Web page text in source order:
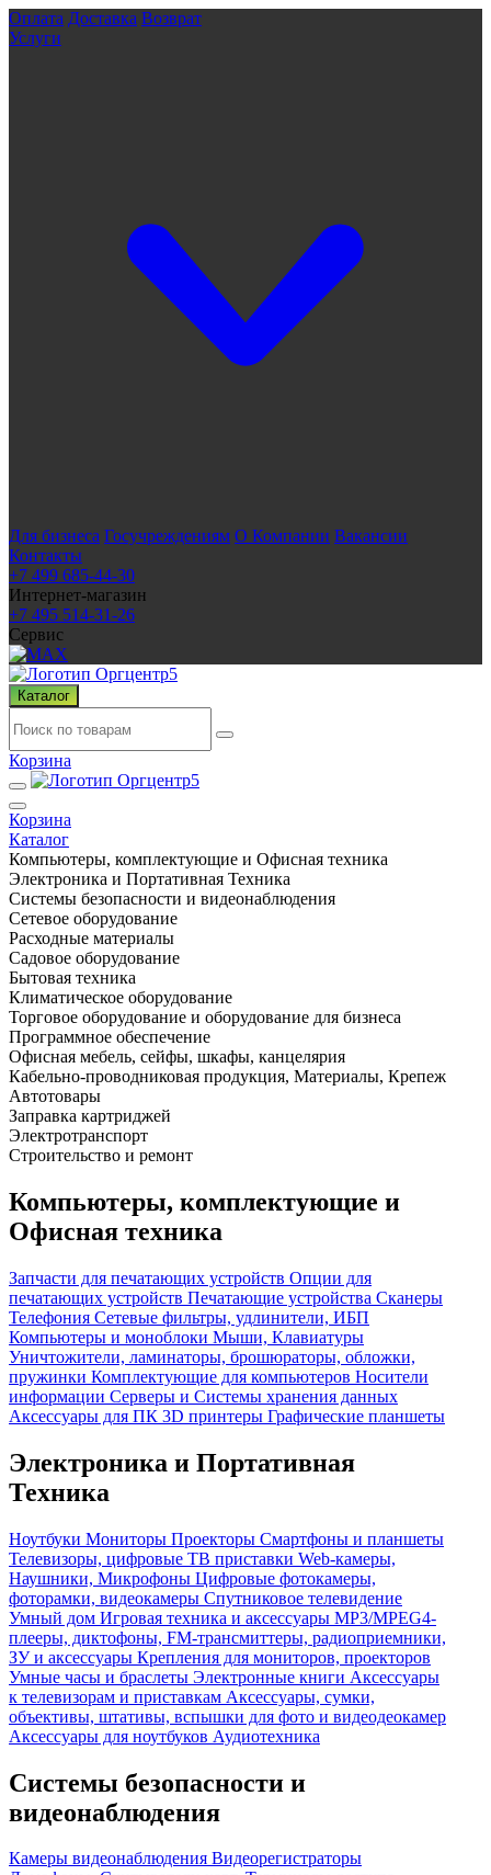
Оплата Доставка Возврат
Услуги
Для бизнеса Госучреждениям О Компании Вакансии
Контакты
+7 499 685-44-30
Интернет-магазин
+7 495 514-31-26
Сервис
Каталог
Корзина
Корзина
Каталог
Компьютеры, комплектующие и Офисная техника
Электроника и Портативная Техника
Системы безопасности и видеонаблюдения
Сетевое оборудование
Расходные материалы
Садовое оборудование
Бытовая техника
Климатическое оборудование
Торговое оборудование и оборудование для бизнеса
Программное обеспечение
Офисная мебель, сейфы, шкафы, канцелярия
Кабельно-проводниковая продукция, Материалы, Крепеж
Автотовары
Заправка картриджей
Электротранспорт
Строительство и ремонт
Компьютеры, комплектующие и
Офисная техника
Запчасти для печатающих устройств Опции для
печатающих устройств Печатающие устройства Сканеры
Телефония Сетевые фильтры, удлинители, ИБП
Компьютеры и моноблоки Мыши, Клавиатуры
Уничтожители, ламинаторы, брошюраторы, обложки,
пружинки Комплектующие для компьютеров Носители
информации Серверы и Системы хранения данных
Аксессуары для ПК 3D принтеры Графические планшеты
Электроника и Портативная
Техника
Ноутбуки Мониторы Проекторы Смартфоны и планшеты
Телевизоры, цифровые ТВ приставки Web-камеры,
Наушники, Микрофоны Цифровые фотокамеры,
фоторамки, видеокамеры Спутниковое телевидение
Умный дом Игровая техника и аксессуары MP3/MPEG4-
плееры, диктофоны, FM-трансмиттеры, радиоприемники,
ЗУ и аксессуары Крепления для мониторов, проекторов
Умные часы и браслеты Электронные книги Аксессуары
к телевизорам и приставкам Аксессуары, сумки,
объективы, штативы, вспышки для фото и видеодеокамер
Аксессуары для ноутбуков Аудиотехника
Системы безопасности и
видеонаблюдения
Камеры видеонаблюдения Видеорегистраторы